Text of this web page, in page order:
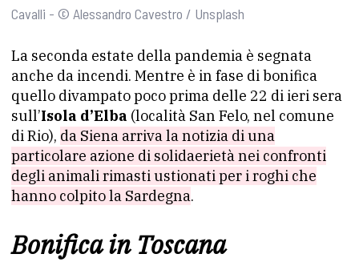
Cavalli - © Alessandro Cavestro / Unsplash
La seconda estate della pandemia è segnata
anche da incendi. Mentre è in fase di bonifica
quello divampato poco prima delle 22 di ieri sera
sull’Isola d’Elba (località San Felo, nel comune
di Rio), da Siena arriva la notizia di una
particolare azione di solidaerietà nei confronti
degli animali rimasti ustionati per i roghi che
hanno colpito la Sardegna.
Bonifica in Toscana